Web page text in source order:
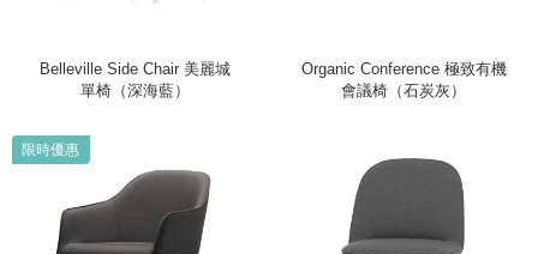
Belleville Side Chair 美麗城
單椅（深海藍）
Organic Conference 極致有機
會議椅（石炭灰）
限時優惠